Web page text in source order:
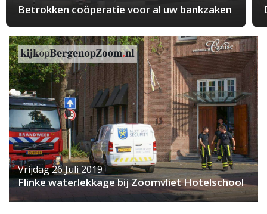
Betrokken coöperatie voor al uw bankzaken
Vrijdag 26 Juli 2019
Flinke waterlekkage bij Zoomvliet Hotelschool